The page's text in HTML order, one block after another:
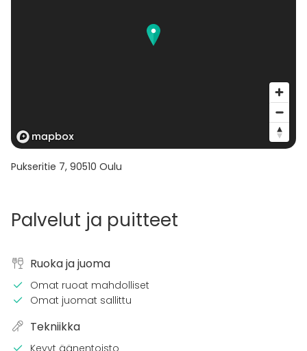
Pukseritie 7, 90510 Oulu
Palvelut ja puitteet
Ruoka ja juoma
Omat ruoat mahdolliset
Omat juomat sallittu
Tekniikka
Kevyt äänentoisto